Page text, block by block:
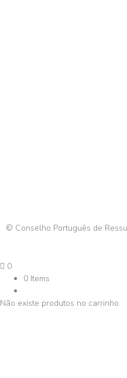
© Conselho Português de
0
0 Items
Não existe produtos no carrinho.